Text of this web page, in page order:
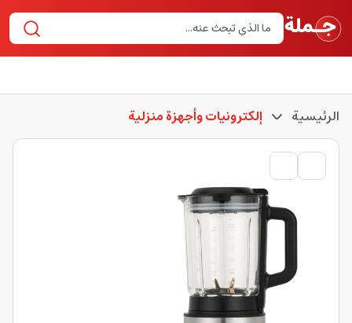
الرئيسية إلكترونيات وأجهزة منزلية